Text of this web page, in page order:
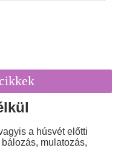
a húsvét előtti
mulatozás,